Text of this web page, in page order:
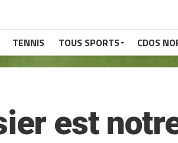
TENNIS TOUS SPORTS CDOS
est